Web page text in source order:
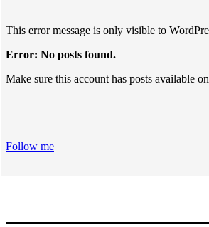
This error message is only visible to
Error: No posts found.
Make sure this account has posts available
Follow me